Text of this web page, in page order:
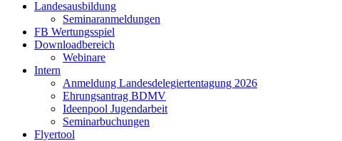
Landesausbildung
Seminaranmeldungen
FB Wertungsspiel
Downloadbereich
Webinare
Intern
Anmeldung Landesdelegiertentagung 2026
Ehrungsantrag BDMV
Ideenpool Jugendarbeit
Seminarbuchungen
Flyertool